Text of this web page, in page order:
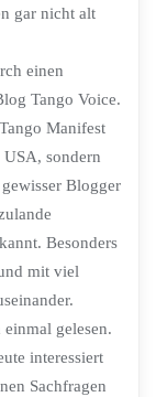
gar nicht alt
einen
Tango Voice.
Manifest
sondern
Blogger
Besonders
mit viel
gelesen.
interessiert
Sachfragen